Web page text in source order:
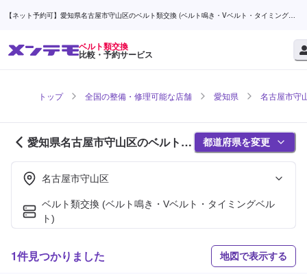
【ネット予約可】愛知県名古屋市守山区のベルト類交換 (ベルト鳴き・Vベルト・タイミングベ
ベルト類交換
比較・予約サービス
トップ 全国の整備・修理可能な店舗 愛知県 名古屋市守
愛知県名古屋市守山区のベルト類
交換対応店舗紹介 (1ページ目)
都道府県を変更
名古屋市守山区
ベルト類交換 (ベルト鳴き・Vベルト・タイミングベル
ト)
1件見つかりました 地図で表示する